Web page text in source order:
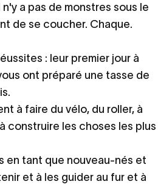
a pas de monstres sous le
de se coucher. Chaque.
: leur premier jour à
ont préparé une tasse de
à faire du vélo, du roller, à
construire les choses les plus
en tant que nouveau-nés et
et à les guider au fur et à